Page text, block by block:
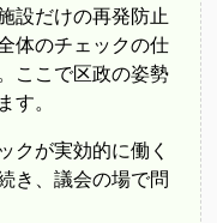
設だけの再発防止
体のチェックの仕
ここで区政の姿勢
。
クが実効的に働く
き、議会の場で問